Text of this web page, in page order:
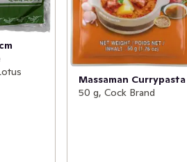
Massaman Currypasta
50 g, Cock Brand